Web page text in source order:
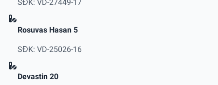
SĐK: VD-27449-17
Rosuvas Hasan 5
SĐK: VD-25026-16
Devastin 20